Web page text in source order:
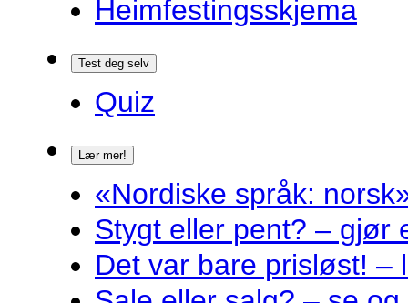
Heimfestingsskjema
Test deg selv
Quiz
Lær mer!
«Nordiske språk:
Stygt eller pent? – gjør
Det var bare prisløst! –